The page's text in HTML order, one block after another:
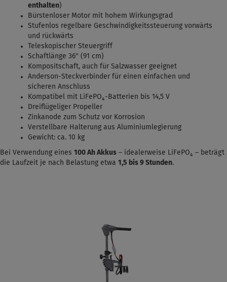
enthalten)
Bürstenloser Motor mit hohem Wirkungsgrad
Stufenlos regelbare Geschwindigkeitssteuerung vorwärts
und rückwärts
Teleskopischer Steuergriff
Schaftlänge 36'' (91 cm)
Kompositschaft, auch für Salzwasser geeignet
Anderson-Steckverbinder für einen einfachen und
sicheren Anschluss
Kompatibel mit LiFePO₄-Batterien bis 14,5 V
Dreiflügeliger Propeller
Zinkanode zum Schutz vor Korrosion
Verstellbare Halterung aus Aluminiumlegierung
Gewicht: ca. 10 kg
Bei Verwendung eines 100 Ah Akkus – idealerweise LiFePO₄ – beträgt
die Laufzeit je nach Belastung etwa 1,5 bis 9 Stunden.